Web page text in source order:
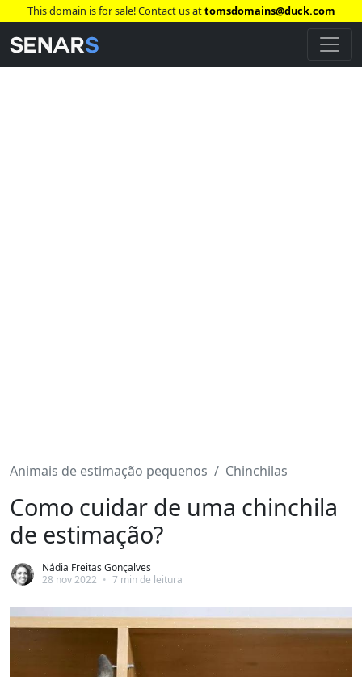
This domain is for sale! Contact us attomsdomains@duck.com
Animais de estimação pequenos Chinchilas
Como cuidar de uma chinchila
de estimação?
Nádia Freitas Gonçalves
28 nov 2022 • 7 min de leitura